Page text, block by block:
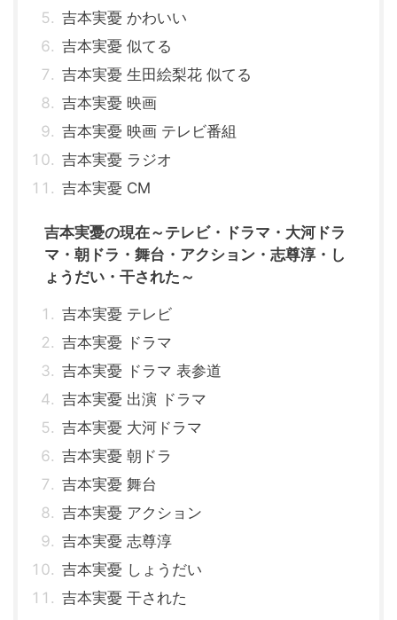
吉本実憂 かわいい
吉本実憂 似てる
吉本実憂 生田絵梨花 似てる
吉本実憂 映画
吉本実憂 映画 テレビ番組
吉本実憂 ラジオ
吉本実憂 CM
吉本実憂の現在～テレビ・ドラマ・大河ドラ
マ・朝ドラ・舞台・アクション・志尊淳・し
ょうだい・干された～
吉本実憂 テレビ
吉本実憂 ドラマ
吉本実憂 ドラマ 表参道
吉本実憂 出演 ドラマ
吉本実憂 大河ドラマ
吉本実憂 朝ドラ
吉本実憂 舞台
吉本実憂 アクション
吉本実憂 志尊淳
吉本実憂 しょうだい
吉本実憂 干された